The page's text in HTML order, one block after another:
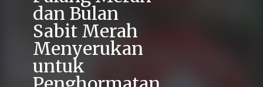
dan Bulan
Sabit Merah
Menyerukan
untuk